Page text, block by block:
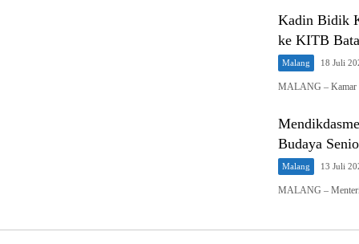
Kadin Bidik
ke KITB
Malang 18 Juli
MALANG – Kamar
Budaya
Malang 13 Juli
MALANG – Menteri